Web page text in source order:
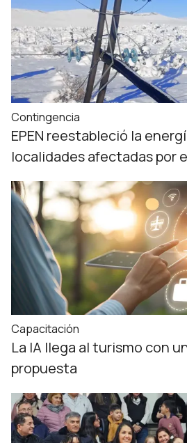
Contingencia
EPEN reestableció la
localidades afectadas por
Capacitación
La IA llega al turismo con
propuesta